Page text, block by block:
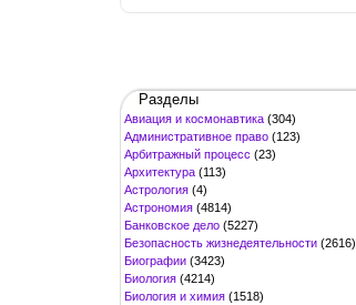
Разделы
Авиация и космонавтика (304)
Административное право (123)
Арбитражный процесс (23)
Архитектура (113)
Астрология (4)
Астрономия (4814)
Банковское дело (5227)
Безопасность жизнедеятельности (2616)
Биографии (3423)
Биология (4214)
Биология и химия (1518)